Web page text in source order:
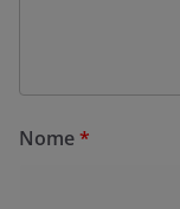
Nome*